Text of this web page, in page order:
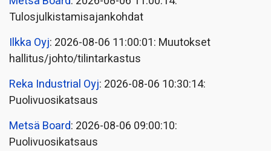
Tulosjulkistamisajankohdat
Ilkka Oyj: 2026-08-06 11:00:01: Muutokset
hallitus/johto/tilintarkastus
Reka Industrial Oyj: 2026-08-06 10:30:14:
Puolivuosikatsaus
Metsä Board: 2026-08-06 09:00:10:
Puolivuosikatsaus